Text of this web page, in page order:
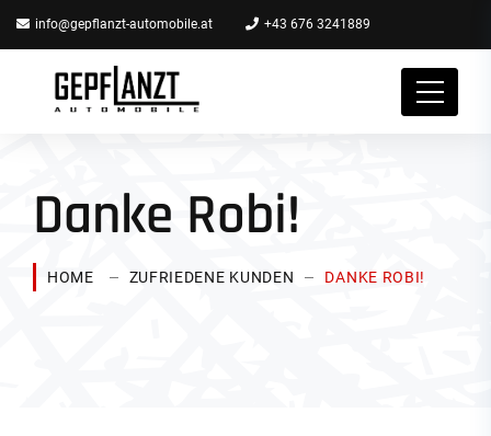
info@gepflanzt-automobile.at +43 676 3241889
Danke Robi!
HOME ZUFRIEDENE KUNDEN DANKE ROBI!